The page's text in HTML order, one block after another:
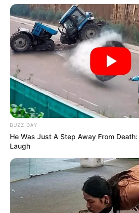
pourrez y trouver pêle-mêle: La base
pronostics, des conseils de jeux. La
courses avec les commentaires en
actualisées ainsi que le programme
et du lendemain. Des résultats de
rapports pour chaque type de jeux,
un forum pour échanger avec
pronos ou bien des conseils, etc…
Jouez chez Betclic-Turf
Le pari chez
Les paris chezGeny-Courses
Misez chez
Pariez chezZeTurf
BUZZ DAY
He Was Just A Step Away From
Laugh